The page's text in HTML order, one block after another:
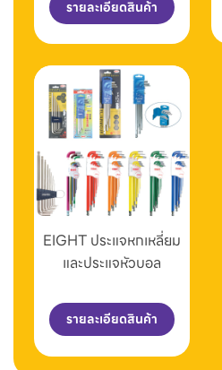
รายละเอียดสินค้า
EIGHT ประแจหกเหลี่ยม
และประแจหัวบอล
รายละเอียดสินค้า